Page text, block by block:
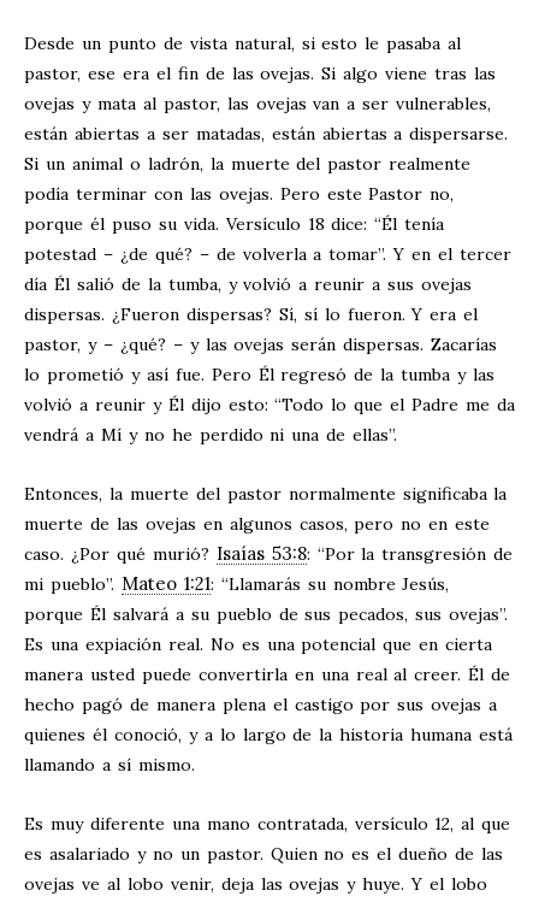
Desde un punto de vista natural, si esto le pasaba al
pastor, ese era el fin de las ovejas. Si algo viene tras las
ovejas y mata al pastor, las ovejas van a ser vulnerables,
están abiertas a ser matadas, están abiertas a dispersarse.
Si un animal o ladrón, la muerte del pastor realmente
podía terminar con las ovejas. Pero este Pastor no,
porque él puso su vida. Versículo 18 dice: “Él tenía
potestad – ¿de qué? – de volverla a tomar”. Y en el tercer
día Él salió de la tumba, y volvió a reunir a sus ovejas
dispersas. ¿Fueron dispersas? Sí, sí lo fueron. Y era el
pastor, y – ¿qué? – y las ovejas serán dispersas. Zacarías
lo prometió y así fue. Pero Él regresó de la tumba y las
volvió a reunir y Él dijo esto: “Todo lo que el Padre me da
vendrá a Mí y no he perdido ni una de ellas”.
Entonces, la muerte del pastor normalmente significaba la
muerte de las ovejas en algunos casos, pero no en este
caso. ¿Por qué murió? Isaías 53:8: “Por la transgresión de
mi pueblo”. Mateo 1:21: “Llamarás su nombre Jesús,
porque Él salvará a su pueblo de sus pecados, sus ovejas”.
Es una expiación real. No es una potencial que en cierta
manera usted puede convertirla en una real al creer. Él de
hecho pagó de manera plena el castigo por sus ovejas a
quienes él conoció, y a lo largo de la historia humana está
llamando a sí mismo.
Es muy diferente una mano contratada, versículo 12, al que
es asalariado y no un pastor. Quien no es el dueño de las
ovejas ve al lobo venir, deja las ovejas y huye. Y el lobo